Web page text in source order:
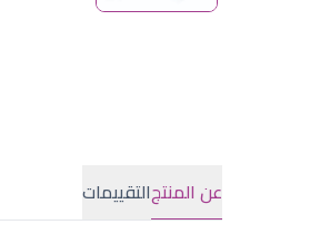
عن المنتجالتقييمات